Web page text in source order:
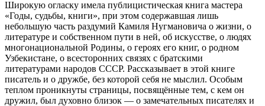
Широкую огласку имела публицистическая книга мастера
«Годы, судьбы, книги», при этом содержавшая лишь
небольшую часть раздумий Камиля Нугмановича о жизни, о
литературе и собственном пути в ней, об искусстве, о людях
многонациональной Родины, о героях его книг, о родном
Узбекистане, о всесторонних связях с братскими
литературами народов СССР. Рассказывает в этой книге
писатель и о дружбе, без которой себя не мыслил. Особым
теплом проникнуты страницы, посвящённые тем, с кем он
дружил, был духовно близок — о замечательных писателях и